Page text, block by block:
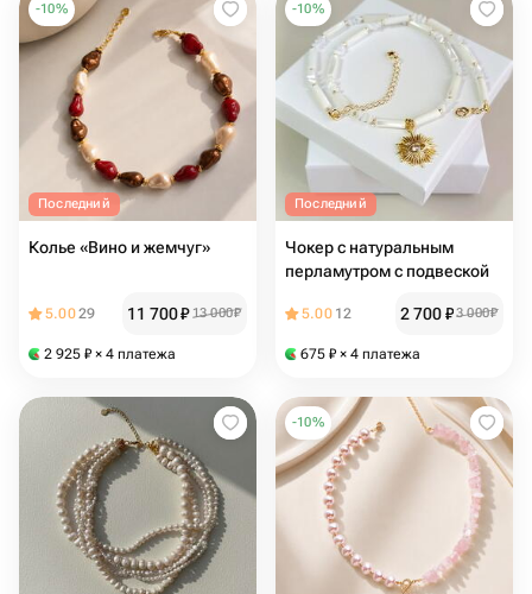
-10%
Последний
Колье «Вино и жемчуг»
5.0029 11 700₽ 13 000₽
2 925 ₽ × 4 платежа
-10%
Последний
Чокер с натуральным
перламутром с подвеской
5.00 12 2 700₽3 000₽
675 ₽ × 4 платежа
-10%